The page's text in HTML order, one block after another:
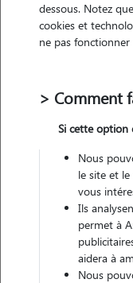
Non véhiculé
L'envoi
dessous. Notez
cookies et
ne pas
> Comment
Si cette option
Nous
le site et
vous
Ils
permet à
aidera à
Nous